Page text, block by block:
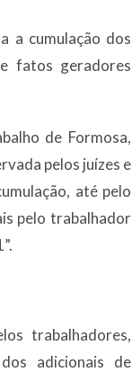
a cumulação dos
fatos geradores
de Formosa,
pelos juízes e
até pelo
pelo trabalhador
trabalhadores,
adicionais de